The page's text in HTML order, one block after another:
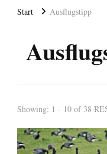
Start Ausflugstipp
Showing: 1 - 10 of 38